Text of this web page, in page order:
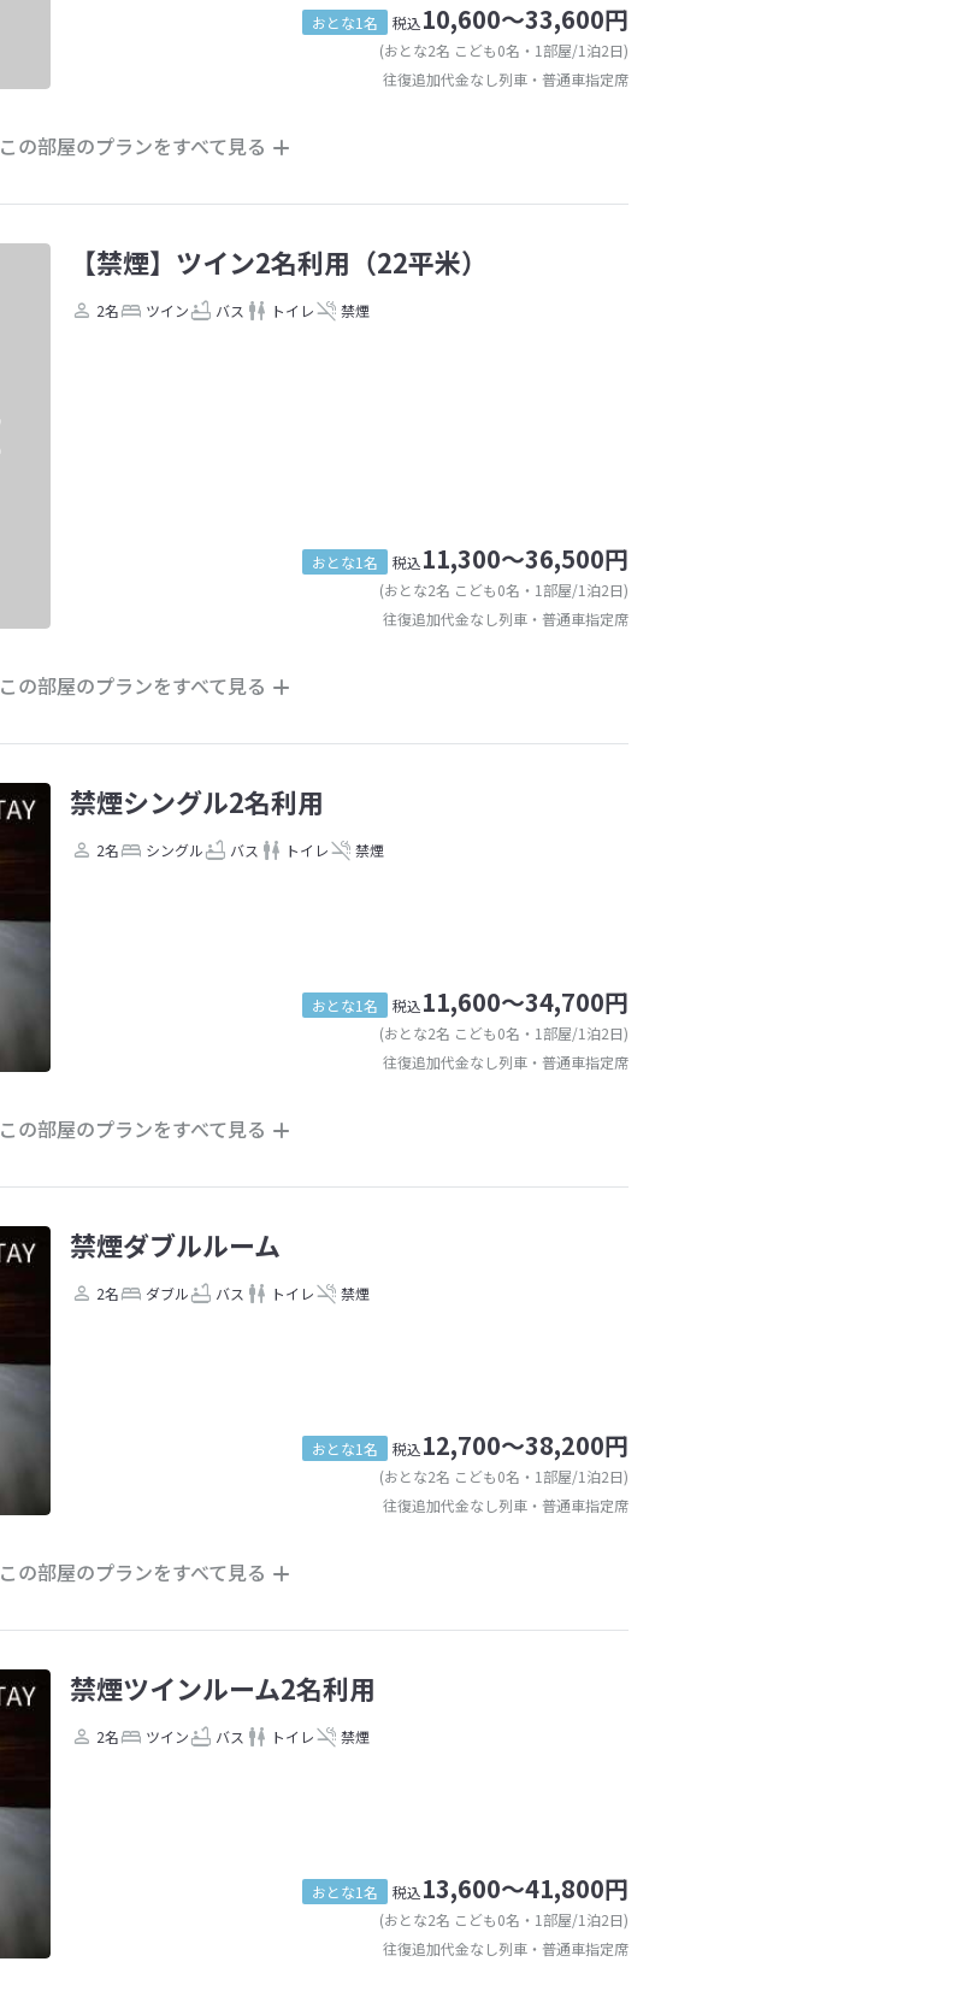
おとな1名 税込10,600～33,600円
(おとな2名 こども0名・1部屋/1泊2日)
往復追加代金なし列車・普通車指定席
この部屋のプランをすべて見る
【禁煙】ツイン2名利用（22平米）
2名 ツイン バス トイレ 禁煙
おとな1名 税込11,300～36,500円
(おとな2名 こども0名・1部屋/1泊2日)
往復追加代金なし列車・普通車指定席
この部屋のプランをすべて見る
禁煙シングル2名利用
2名 シングル バス トイレ 禁煙
おとな1名 税込11,600～34,700円
(おとな2名 こども0名・1部屋/1泊2日)
往復追加代金なし列車・普通車指定席
この部屋のプランをすべて見る
禁煙ダブルルーム
2名 ダブル バス トイレ 禁煙
おとな1名 税込12,700～38,200円
(おとな2名 こども0名・1部屋/1泊2日)
往復追加代金なし列車・普通車指定席
この部屋のプランをすべて見る
禁煙ツインルーム2名利用
2名 ツイン バス トイレ 禁煙
おとな1名 税込13,600～41,800円
(おとな2名 こども0名・1部屋/1泊2日)
往復追加代金なし列車・普通車指定席